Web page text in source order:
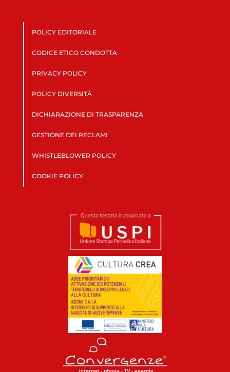
POLICY EDITORIALE
CODICE ETICO CONDOTTA
PRIVACY POLICY
POLICY DIVERSITÀ
DICHIARAZIONE DI TRASPARENZA
GESTIONE DEI RECLAMI
WHISTLEBLOWER POLICY
COOKIE POLICY